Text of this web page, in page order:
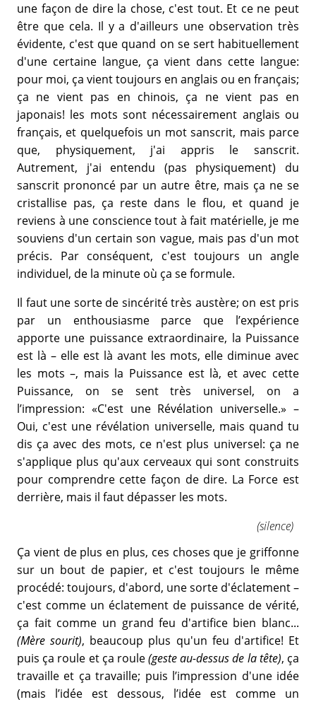
une façon de dire la chose, c'est tout. Et ce ne peut
être que cela. Il y a d'ailleurs une observation très
évidente, c'est que quand on se sert habituellement
d'une certaine langue, ça vient dans cette langue:
pour moi, ça vient toujours en anglais ou en français;
ça ne vient pas en chinois, ça ne vient pas en
japonais! les mots sont nécessairement anglais ou
français, et quelquefois un mot sanscrit, mais parce
que, physiquement, j'ai appris le sanscrit.
Autrement, j'ai entendu (pas physiquement) du
sanscrit prononcé par un autre être, mais ça ne se
cristallise pas, ça reste dans le flou, et quand je
reviens à une conscience tout à fait matérielle, je me
souviens d'un certain son vague, mais pas d'un mot
précis. Par conséquent, c'est toujours un angle
individuel, de la minute où ça se formule.
Il faut une sorte de sincérité très austère; on est pris
par un enthousiasme parce que l’expérience
apporte une puissance extraordinaire, la Puissance
est là – elle est là avant les mots, elle diminue avec
les mots –, mais la Puissance est là, et avec cette
Puissance, on se sent très universel, on a
l’impression: «C'est une Révélation universelle.» –
Oui, c'est une révélation universelle, mais quand tu
dis ça avec des mots, ce n'est plus universel: ça ne
s'applique plus qu'aux cerveaux qui sont construits
pour comprendre cette façon de dire. La Force est
derrière, mais il faut dépasser les mots.
(silence)
Ça vient de plus en plus, ces choses que je griffonne
sur un bout de papier, et c'est toujours le même
procédé: toujours, d'abord, une sorte d'éclatement –
c'est comme un éclatement de puissance de vérité,
ça fait comme un grand feu d'artifice bien blanc...
(Mère sourit), beaucoup plus qu'un feu d'artifice! Et
puis ça roule et ça roule(geste au-dessus de la tête), ça
travaille et ça travaille; puis l’impression d'une idée
(mais l’idée est dessous, l’idée est comme un